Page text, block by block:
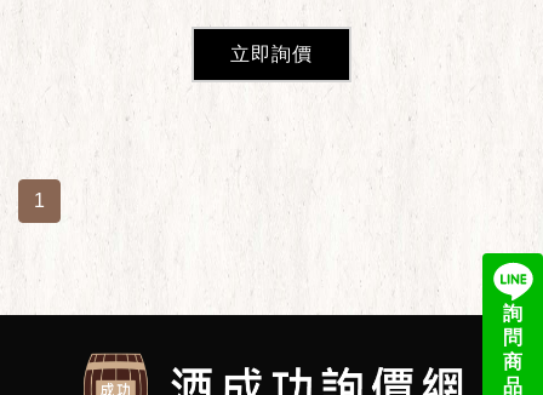
詢
問
商
品
立即詢價
1